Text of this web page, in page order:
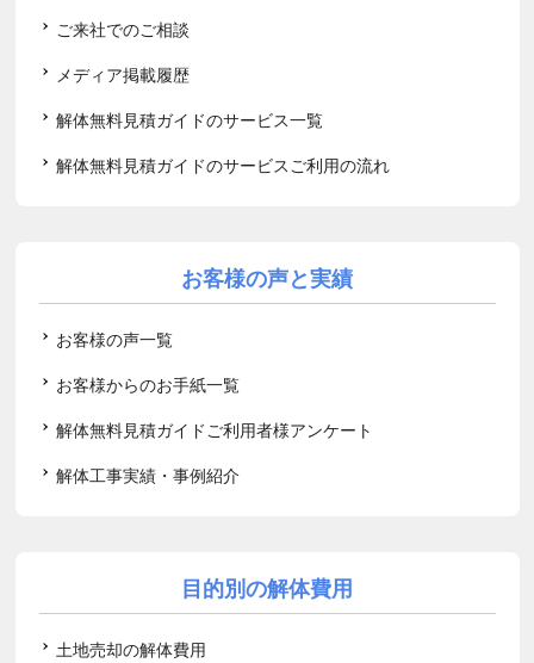
ご来社でのご相談
メディア掲載履歴
解体無料見積ガイドのサービス一覧
解体無料見積ガイドのサービスご利用の流れ
お客様の声と実績
お客様の声一覧
お客様からのお手紙一覧
解体無料見積ガイドご利用者様アンケート
解体工事実績・事例紹介
目的別の解体費用
土地売却の解体費用